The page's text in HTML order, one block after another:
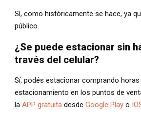
Sí, como históricamente se hace, ya
público.
¿Se puede estacionar sin
través del celular?
Sí, podés estacionar comprando horas
estacionamiento en los puntos de
la APP gratuita desde Google Play o